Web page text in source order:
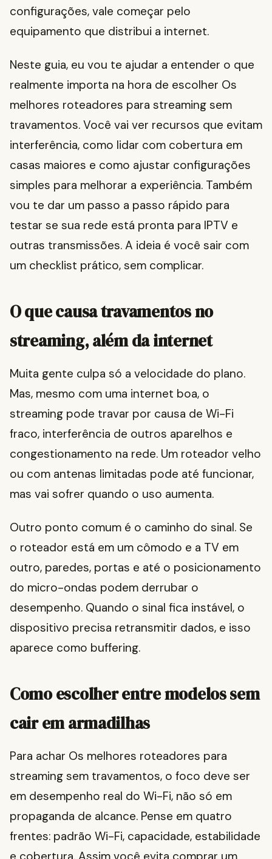
configurações, vale começar pelo
equipamento que distribui a internet.
Neste guia, eu vou te ajudar a entender o que
realmente importa na hora de escolher Os
melhores roteadores para streaming sem
travamentos. Você vai ver recursos que evitam
interferência, como lidar com cobertura em
casas maiores e como ajustar configurações
simples para melhorar a experiência. Também
vou te dar um passo a passo rápido para
testar se sua rede está pronta para IPTV e
outras transmissões. A ideia é você sair com
um checklist prático, sem complicar.
O que causa travamentos no
streaming, além da internet
Muita gente culpa só a velocidade do plano.
Mas, mesmo com uma internet boa, o
streaming pode travar por causa de Wi-Fi
fraco, interferência de outros aparelhos e
congestionamento na rede. Um roteador velho
ou com antenas limitadas pode até funcionar,
mas vai sofrer quando o uso aumenta.
Outro ponto comum é o caminho do sinal. Se
o roteador está em um cômodo e a TV em
outro, paredes, portas e até o posicionamento
do micro-ondas podem derrubar o
desempenho. Quando o sinal fica instável, o
dispositivo precisa retransmitir dados, e isso
aparece como buffering.
Como escolher entre modelos sem
cair em armadilhas
Para achar Os melhores roteadores para
streaming sem travamentos, o foco deve ser
em desempenho real do Wi-Fi, não só em
propaganda de alcance. Pense em quatro
frentes: padrão Wi-Fi, capacidade, estabilidade